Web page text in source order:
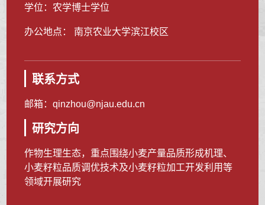
学位：农学博士学位
办公地点： 南京农业大学滨江校区
联系方式
邮箱：qinzhou@njau.edu.cn
研究方向
作物生理生态，重点围绕小麦产量品质形成机理、
小麦籽粒品质调优技术及小麦籽粒加工开发利用等
领域开展研究